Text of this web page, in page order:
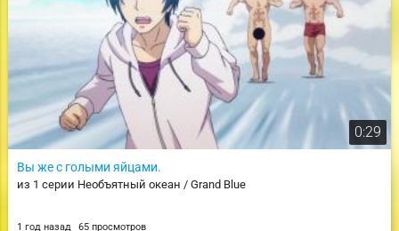
0:29
Вы же с голыми яйцами.
из 1 серии Необъятный океан / Grand Blue
1 год назад 65 просмотров